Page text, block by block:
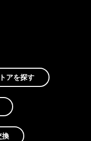
アを探す
換